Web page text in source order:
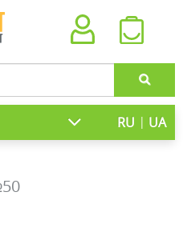
RU | UA